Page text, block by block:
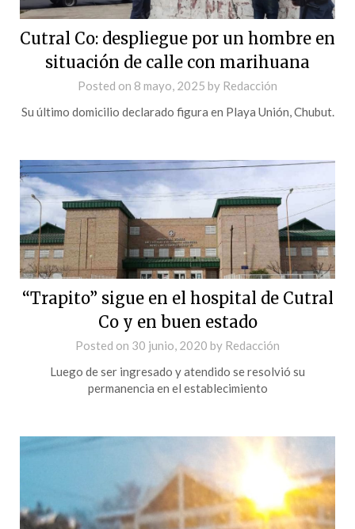
Cutral Co: despliegue por un hombre en
situación de calle con marihuana
Posted on 8 mayo, 2025 by Redacción
Su último domicilio declarado figura en Playa Unión, Chubut.
“Trapito” sigue en el hospital de Cutral
Co y en buen estado
Posted on 30 junio, 2020 by Redacción
Luego de ser ingresado y atendido se resolvió su
permanencia en el establecimiento